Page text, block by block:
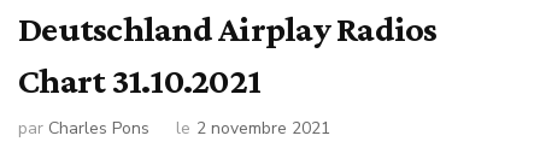
Deutschland Airplay Radios
Chart 31.10.2021
par Charles Pons le 2 novembre 2021